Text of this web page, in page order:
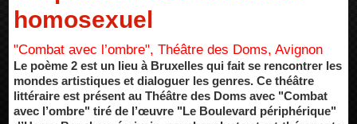
homosexuel
"Combat avec l’ombre", Théâtre des Doms, Avignon
Le poème 2 est un lieu à Bruxelles qui fait se rencontrer les
mondes artistiques et dialoguer les genres. Ce théâtre
littéraire est présent au Théâtre des Doms avec "Combat
avec l’ombre" tiré de l’œuvre "Le Boulevard périphérique"